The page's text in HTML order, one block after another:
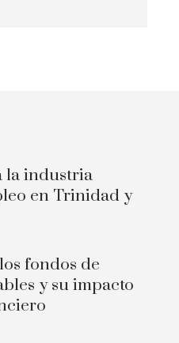
la industria
en Trinidad y
fondos de
y su impacto